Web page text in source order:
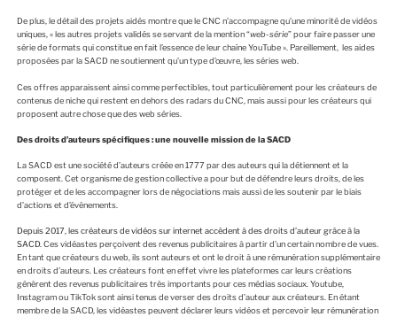
De plus, le détail des projets aidés montre que le CNC n’accompagne qu’une minorité de vidéos
uniques, « les autres projets validés se servant de la mention “web-série” pour faire passer une
série de formats qui constitue en fait l’essence de leur chaîne YouTube ». Pareillement, les aides
proposées par la SACD ne soutiennent qu’un type d’œuvre, les séries web.
Ces offres apparaissent ainsi comme perfectibles, tout particulièrement pour les créateurs de
contenus de niche qui restent en dehors des radars du CNC, mais aussi pour les créateurs qui
proposent autre chose que des web séries.
Des droits d’auteurs spécifiques : une nouvelle mission de la SACD
La SACD est une société d’auteurs créée en 1777 par des auteurs qui la détiennent et la
composent. Cet organisme de gestion collective a pour but de défendre leurs droits, de les
protéger et de les accompagner lors de négociations mais aussi de les soutenir par le biais
d’actions et d’évènements.
Depuis 2017, les créateurs de vidéos sur internet accèdent à des droits d’auteur grâce à la
SACD. Ces vidéastes perçoivent des revenus publicitaires à partir d’un certain nombre de vues.
En tant que créateurs du web, ils sont auteurs et ont le droit à une rémunération supplémentaire
en droits d’auteurs. Les créateurs font en effet vivre les plateformes car leurs créations
génèrent des revenus publicitaires très importants pour ces médias sociaux. Youtube,
Instagram ou TikTok sont ainsi tenus de verser des droits d’auteur aux créateurs. En étant
membre de la SACD, les vidéastes peuvent déclarer leurs vidéos et percevoir leur rémunération